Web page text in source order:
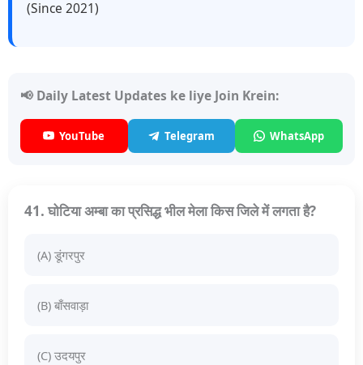
(Since 2021)
📢 Daily Latest Updates ke liye Join Krein:
YouTube Telegram WhatsApp
41. घोटिया अम्बा का प्रसिद्ध भील मेला किस जिले में लगता है?
(A) डूंगरपुर
(B) बाँसवाड़ा
(C) उदयपुर